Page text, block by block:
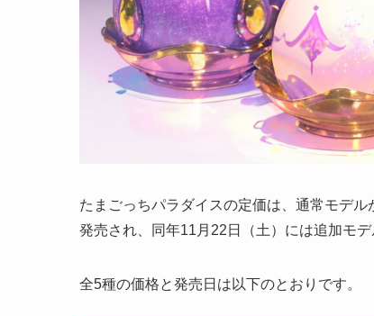
たまごっちパラダイスの定価は、通常モデ
発売され、同年11月22日（土）には追加モデ
全5種の価格と発売日は以下のとおりです。